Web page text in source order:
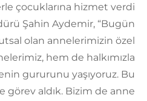
çocuklarına hizmet verdi.
Şahin Aydemir, “Bugün
olan annelerimizin özel
hem de halkımızla
gururunu yaşıyoruz. Bu
görev aldık. Bizim de anne